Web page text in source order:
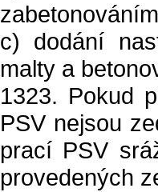
c) dodání
malty a
1323. Pokud
PSV nejsou
prací PSV
provedených